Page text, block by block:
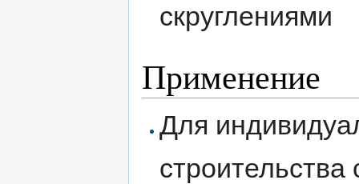
скруглениями
Применение
Для